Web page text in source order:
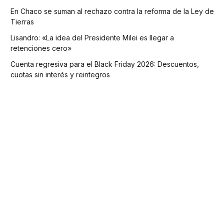
En Chaco se suman al rechazo contra la reforma de la Ley de
Tierras
Lisandro: «La idea del Presidente Milei es llegar a
retenciones cero»
Cuenta regresiva para el Black Friday 2026: Descuentos,
cuotas sin interés y reintegros